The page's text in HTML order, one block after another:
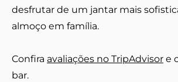
desfrutar de um jantar mais
almoço em família.
Confira avaliações no TripAdvisor e
bar.